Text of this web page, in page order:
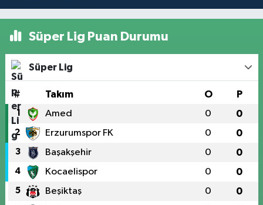
Süper Lig Puan Durumu
Süper Lig
# Takım O P
1 Amed 0 0
2 Erzurumspor FK 0 0
3 Başakşehir 0 0
4 Kocaelispor 0 0
5 Beşiktaş 0 0